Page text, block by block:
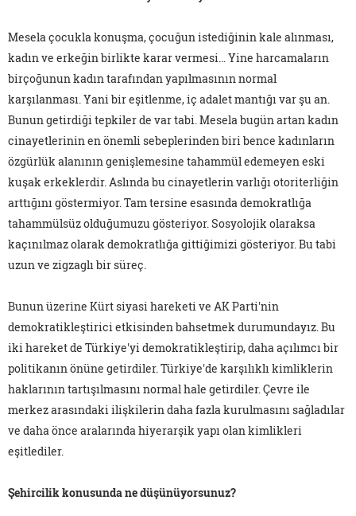
Mesela çocukla konuşma, çocuğun istediğinin kale alınması,
kadın ve erkeğin birlikte karar vermesi… Yine harcamaların
birçoğunun kadın tarafından yapılmasının normal
karşılanması. Yani bir eşitlenme, iç adalet mantığı var şu an.
Bunun getirdiği tepkiler de var tabi. Mesela bugün artan kadın
cinayetlerinin en önemli sebeplerinden biri bence kadınların
özgürlük alanının genişlemesine tahammül edemeyen eski
kuşak erkeklerdir. Aslında bu cinayetlerin varlığı otoriterliğin
arttığını göstermiyor. Tam tersine esasında demokratlığa
tahammülsüz olduğumuzu gösteriyor. Sosyolojik olaraksa
kaçınılmaz olarak demokratlığa gittiğimizi gösteriyor. Bu tabi
uzun ve zigzaglı bir süreç.
Bunun üzerine Kürt siyasi hareketi ve AK Parti'nin
demokratikleştirici etkisinden bahsetmek durumundayız. Bu
iki hareket de Türkiye'yi demokratikleştirip, daha açılımcı bir
politikanın önüne getirdiler. Türkiye'de karşılıklı kimliklerin
haklarının tartışılmasını normal hale getirdiler. Çevre ile
merkez arasındaki ilişkilerin daha fazla kurulmasını sağladılar
ve daha önce aralarında hiyerarşik yapı olan kimlikleri
eşitlediler.
Şehircilik konusunda ne düşünüyorsunuz?